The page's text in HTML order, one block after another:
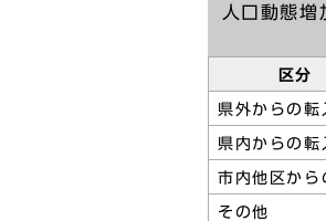
人口動態
区分
県外からの転
県内からの転
市内他区から
その他